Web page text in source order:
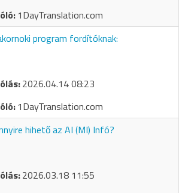
1DayTranslation.com
program fordítóknak:
2026.04.14 08:23
1DayTranslation.com
hihető az AI (MI) Infó?
2026.03.18 11:55